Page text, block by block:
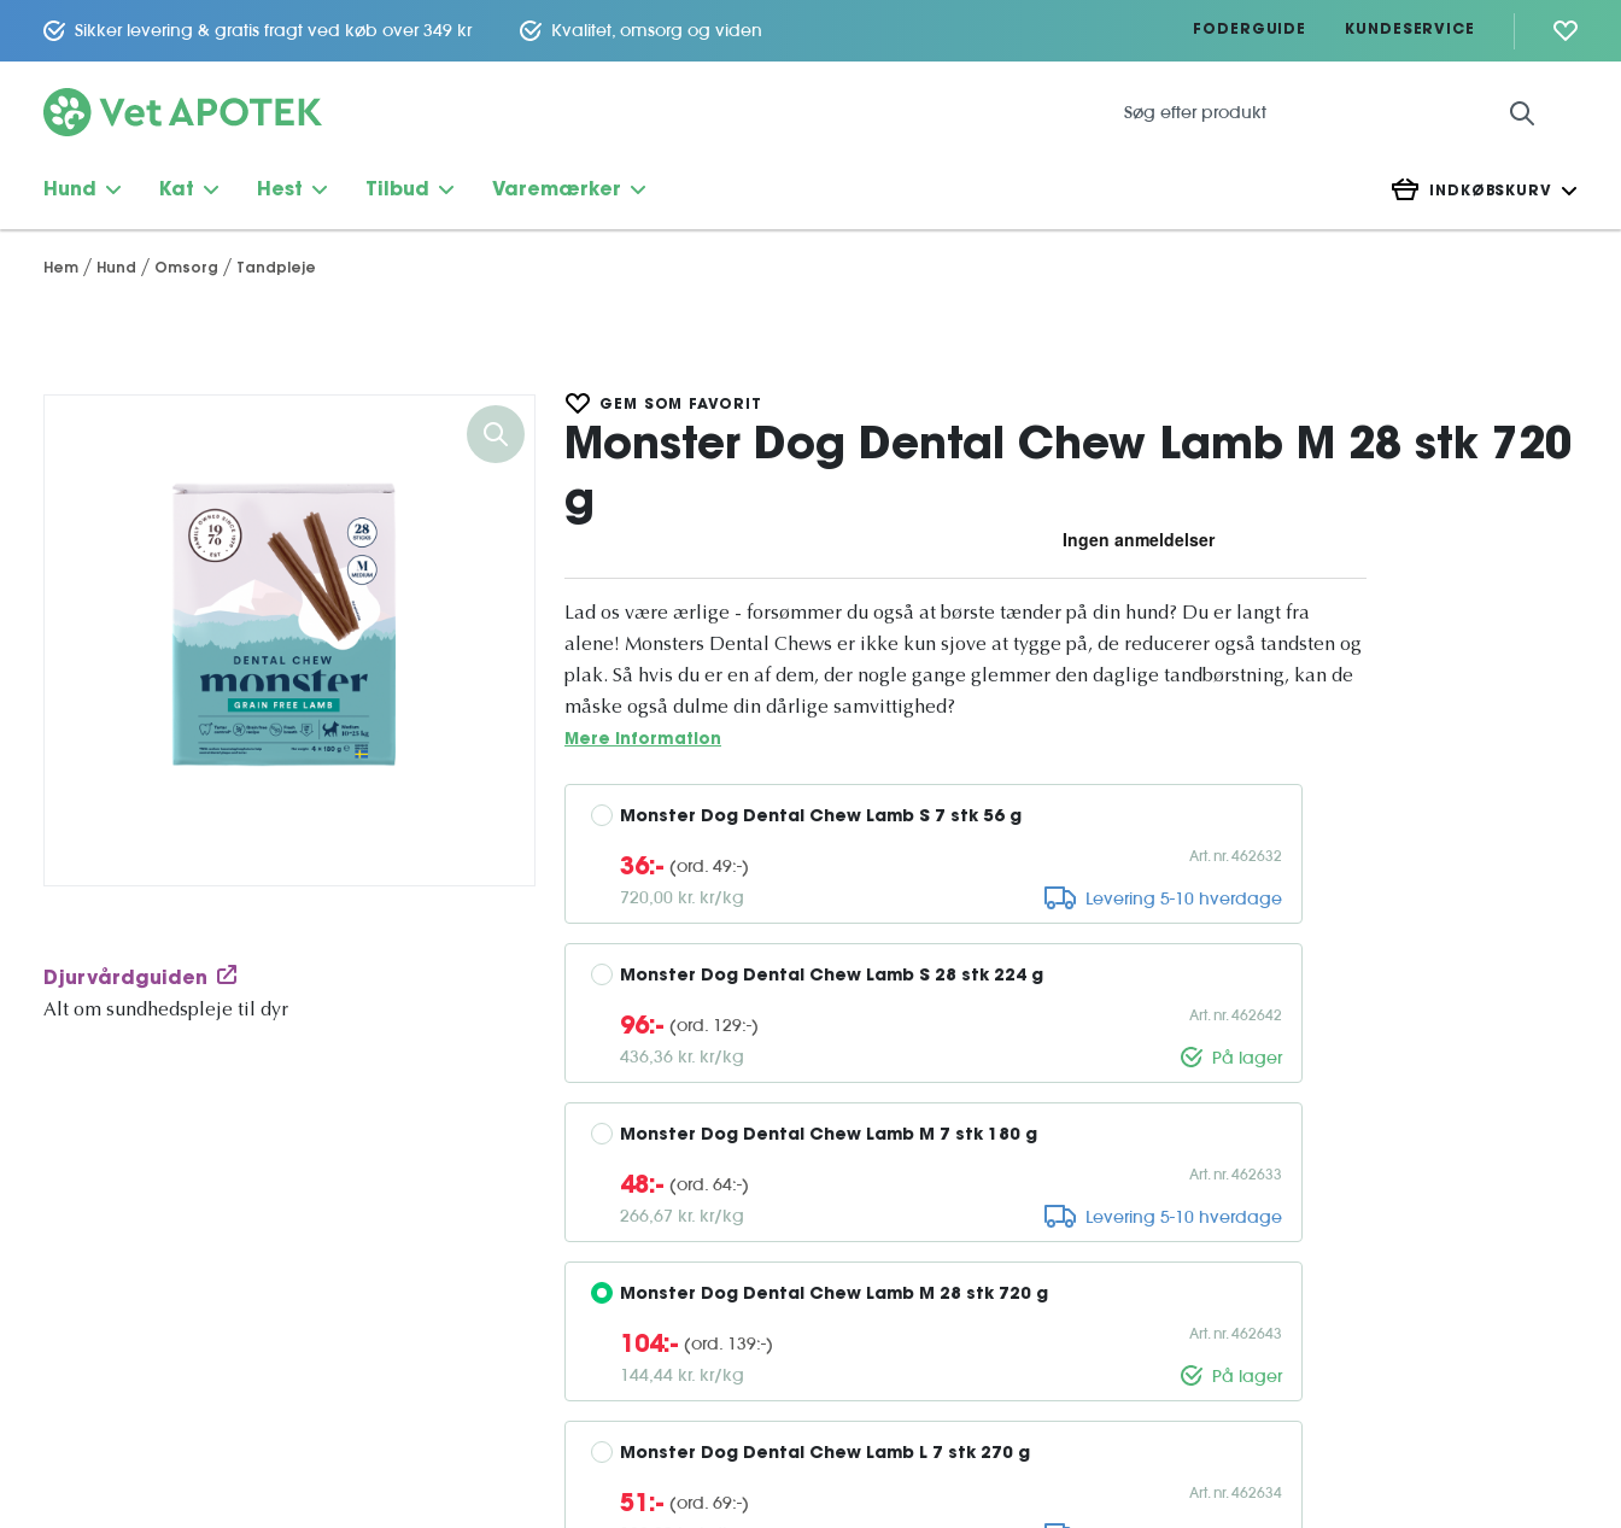
Sikker levering & gratis fragt ved køb over 349 kr Kvalitet, omsorg og viden FODERGUIDE KUNDESERVICE
Hund Kat Hest Tilbud Varemærker INDKØBSKURV
Hem Hund Omsorg Tandpleje
Djurvårdguiden
Alt om sundhedspleje til dyr
GEM SOM FAVORIT
Monster Dog Dental Chew Lamb M 28 stk 720
g
Lad os være ærlige - forsømmer du også at børste tænder på din hund? Du er langt fra
alene! Monsters Dental Chews er ikke kun sjove at tygge på, de reducerer også tandsten og
plak. Så hvis du er en af ​​dem, der nogle gange glemmer den daglige tandbørstning, kan de
måske også dulme din dårlige samvittighed?
Mere information
Monster Dog Dental Chew Lamb S 7 stk 56 g
36:- (ord. 49:-)
720,00 kr. kr/kg
Art. nr. 462632
Levering 5-10 hverdage
Monster Dog Dental Chew Lamb S 28 stk 224 g
96:- (ord. 129:-)
436,36 kr. kr/kg
Art. nr. 462642
På lager
Monster Dog Dental Chew Lamb M 7 stk 180 g
48:- (ord. 64:-)
266,67 kr. kr/kg
Art. nr. 462633
Levering 5-10 hverdage
Monster Dog Dental Chew Lamb M 28 stk 720 g
104:- (ord. 139:-)
144,44 kr. kr/kg
Art. nr. 462643
På lager
Monster Dog Dental Chew Lamb L 7 stk 270 g
51:- (ord. 69:-)
Art. nr. 462634